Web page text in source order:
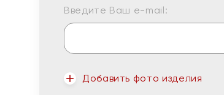
Введите Ваш e-mail:
Добавить фото изделия